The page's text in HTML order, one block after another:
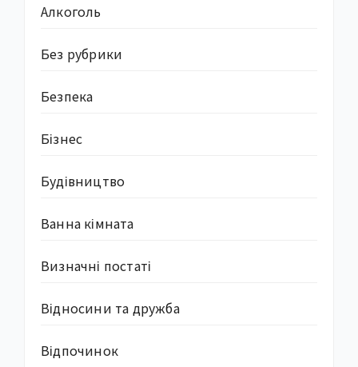
Алкоголь
Без рубрики
Безпека
Бізнес
Будівництво
Ванна кімната
Визначні постаті
Відносини та дружба
Відпочинок